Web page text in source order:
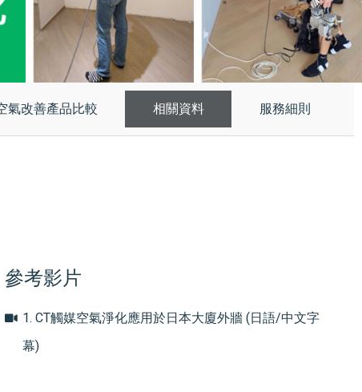
氣改善產品比較 相關資料 服務細則
參考影片
1. CT觸媒空氣淨化應用於日本大廈外牆 (日語/中文字
幕)